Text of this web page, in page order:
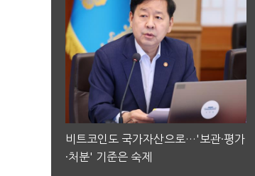
비트코인도 국가자산으로…'보관·평가
·처분' 기준은 숙제